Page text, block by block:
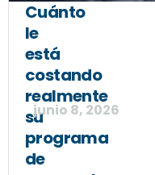
Cuánto
le
está
costando
realmente
su
programa
de
junio 8, 2026